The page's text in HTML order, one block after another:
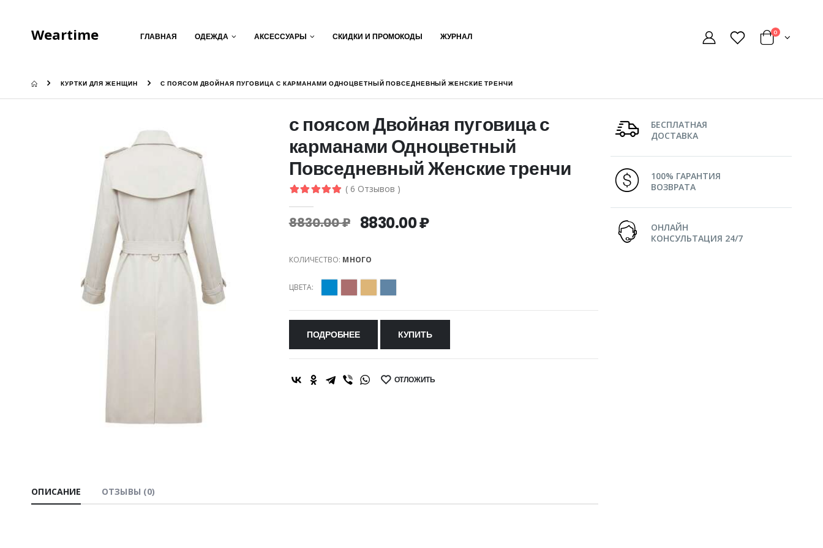
Weartime ГЛАВНАЯ ОДЕЖДА АКСЕССУАРЫ СКИДКИ И ПРОМОКОДЫ ЖУРНАЛ 0
КУРТКИ ДЛЯ ЖЕНЩИН С ПОЯСОМ ДВОЙНАЯ ПУГОВИЦА С КАРМАНАМИ ОДНОЦВЕТНЫЙ ПОВСЕДНЕВНЫЙ ЖЕНСКИЕ ТРЕНЧИ
с поясом Двойная пуговица с
карманами Одноцветный
Повседневный Женские тренчи
( 6 Отзывов )
8830.00 ₽ 8830.00 ₽
КОЛИЧЕСТВО: МНОГО
ЦВЕТА:
ПОДРОБНЕЕ КУПИТЬ
SHARE: ОТЛОЖИТЬ
ОПИСАНИЕ ОТЗЫВЫ (0)
БЕСПЛАТНАЯ
ДОСТАВКА
100% ГАРАНТИЯ
ВОЗВРАТА
ОНЛАЙН
КОНСУЛЬТАЦИЯ 24/7